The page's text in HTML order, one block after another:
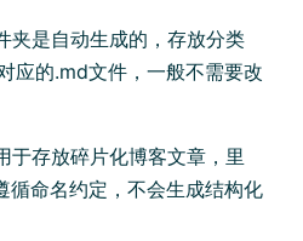
夹是自动生成的，存放分类
应的.md文件，一般不需要改
于存放碎片化博客文章，里
循命名约定，不会生成结构化